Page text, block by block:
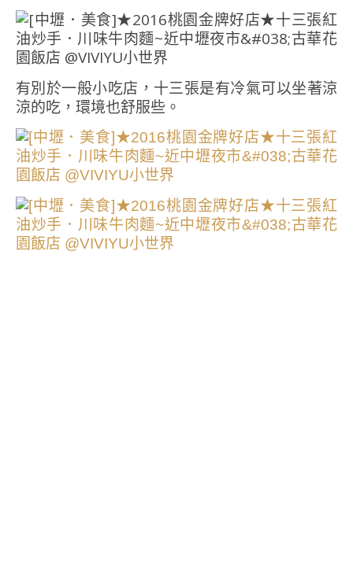
有別於一般小吃店，十三張是有冷氣可以坐著涼
涼的吃，環境也舒服些。